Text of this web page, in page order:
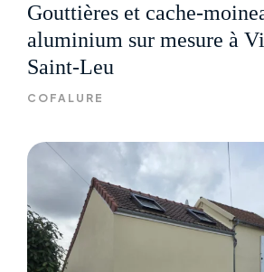
Gouttières et cache-
aluminium sur mesure à
Saint-Leu
COFALURE